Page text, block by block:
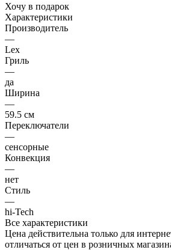
Хочу в подарок
Характеристики
Производитель
—
Lex
Гриль
—
да
Ширина
—
59.5 см
Переключатели
—
сенсорные
Конвекция
—
нет
Стиль
—
hi-Tech
Все характеристики
Цена действительна только для
отличаться от цен в розничных